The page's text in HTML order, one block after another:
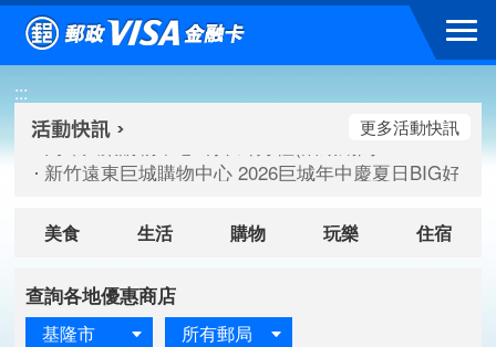
跳到主要內容區塊
:::
高雄大樂購物中心 刷卡郵好禮(活動期間：115/08/07-
臺北三創生活 有點東西第2波 刷卡郵好禮(活動期間：
高雄大樂購物中心 刷卡郵好禮(活動期間：115/08/07-
新竹遠東巨城購物中心 2026巨城年中慶夏日BIG好刷(
更多活動快訊
美食 生活 購物 玩樂 住宿
查詢各地優惠商店
基隆市 所有郵局